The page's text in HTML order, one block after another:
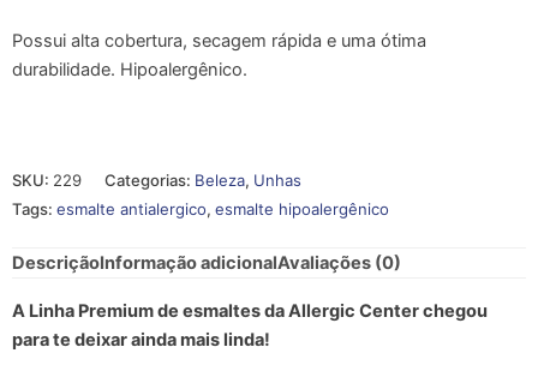
Possui alta cobertura, secagem rápida e uma ótima
durabilidade. Hipoalergênico.
SKU: 229 Categorias: Beleza, Unhas
Tags: esmalte antialergico, esmalte hipoalergênico
DescriçãoInformação adicionalAvaliações (0)
A Linha Premium de esmaltes da Allergic Center chegou
para te deixar ainda mais linda!